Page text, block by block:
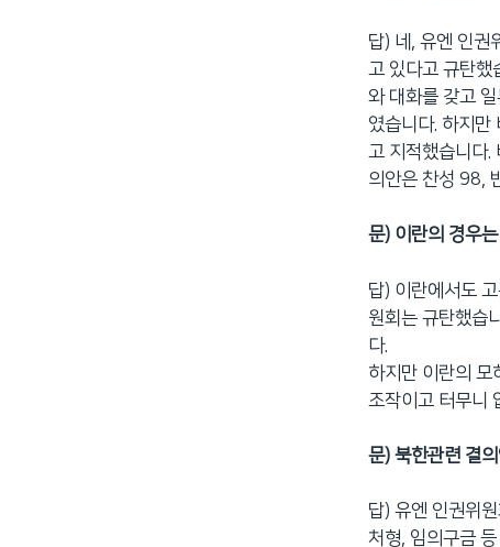
답) 네, 유엔 인권
고 있다고 규탄했
와 대화를 갖고
였습니다. 하지만
고 지적했습니다.
의안은 찬성 98,
문) 이란의 경우
답) 이란에서도
원회는 규탄했습
다.
하지만 이란의 모
조작이고 터무니
문) 북한관련 결
답) 유엔 인권위
처형, 임의구금